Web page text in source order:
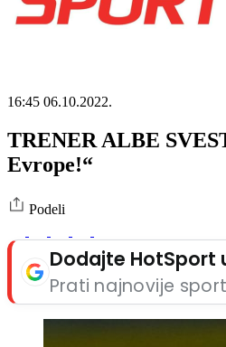
16:45 06.10.2022.
TRENER ALBE
Evrope!“
Podeli
Dodajte HotSport
Prati najnovije